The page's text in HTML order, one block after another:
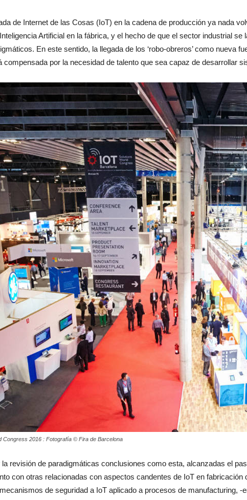
de Internet de las Cosas (IoT) en la cadena de producción ya nada
Artificial en la fábrica, y el hecho de que el sector industrial
En este sentido, la llegada de los ‘robo-obreros’ como nueva
compensada por la necesidad de talento que sea capaz de desarrollar
Congress 2016 : Fotografía © Fira de Barcelona
la revisión de paradigmáticas conclusiones como esta, alcanzadas el
con otras relacionadas con aspectos candentes de IoT en
de seguridad a IoT aplicado a procesos de manufacturing, -